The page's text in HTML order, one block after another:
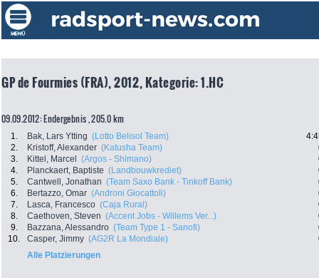
GP de Fourmies (FRA), 2012, Kategorie: 1.HC
09.09.2012: Endergebnis , 205.0 km
1. Bak, Lars Ytting (Lotto Belisol Team)
2.
Kristoff, Alexander (Katusha Team)
3.
Kittel, Marcel (Argos - Shimano)
4.
Planckaert, Baptiste (Landbouwkrediet)
5.
Cantwell, Jonathan (Team Saxo Bank - Tinkoff Bank)
6.
Bertazzo, Omar (Androni Giocattoli)
7.
Lasca, Francesco (Caja Rural)
8.
Caethoven, Steven (Accent Jobs - Willems Ver...)
9.
Bazzana, Alessandro (Team Type 1 - Sanofi)
10.
Casper, Jimmy (AG2R La Mondiale)
Alle Platzierungen